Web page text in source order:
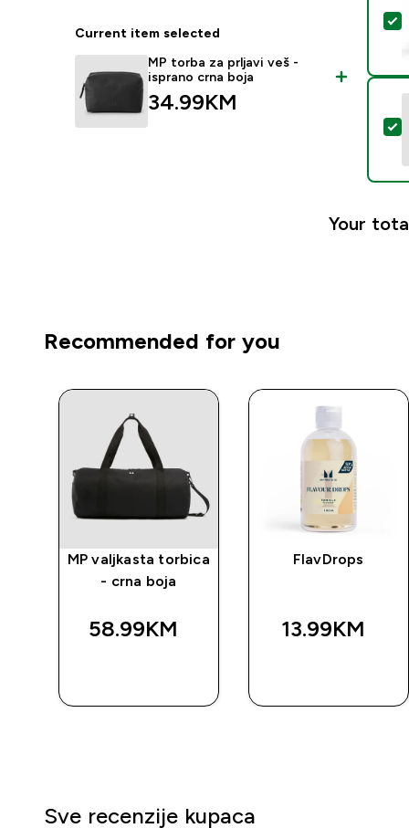
Current item selected
MP torba za prljavi veš -
isprano crna boja
34.99KM‎
Your
Recommended for you
MP valjkasta torbica
- crna boja
58.99KM‎
FlavDrops
13.99KM‎
Sve recenzije kupaca